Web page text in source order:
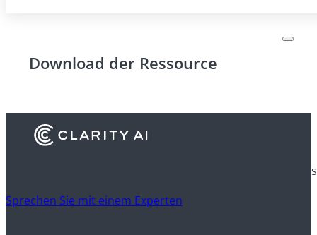
Download der Ressource
Erfahren Sie, wie Finanzinstitute Clarity AI nutzen, um
Sprechen Sie mit einem Experten